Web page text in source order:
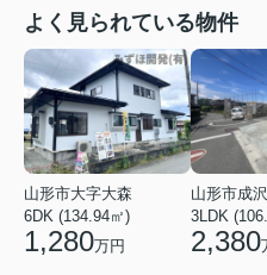
よく見られている物件
山形市大字大森
6DK (134.94㎡)
1,280万円
山形市成
3LDK
2,380